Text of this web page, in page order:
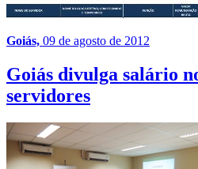
Goiás, 09 de agosto de 2012
Goiás divulga salário
servidores